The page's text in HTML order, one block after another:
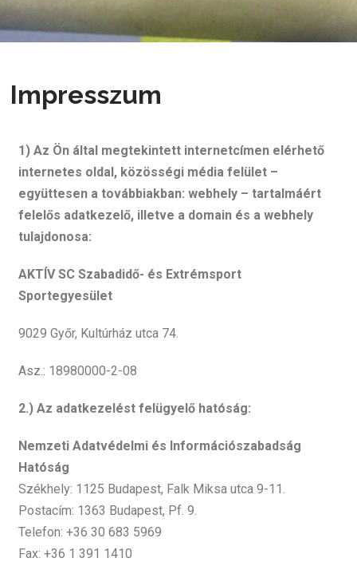
Impresszum
1) Az Ön által megtekintett internetcímen elérhető
internetes oldal, közösségi média felület –
együttesen a továbbiakban: webhely – tartalmáért
felelős adatkezelő, illetve a domain és a webhely
tulajdonosa:
AKTÍV SC Szabadidő- és Extrémsport
Sportegyesület
9029 Győr, Kultúrház utca 74.
Asz.: 18980000-2-08
2.) Az adatkezelést felügyelő hatóság:
Nemzeti Adatvédelmi és Információszabadság
Hatóság
Székhely: 1125 Budapest, Falk Miksa utca 9-11.
Postacím: 1363 Budapest, Pf. 9.
Telefon: +36 30 683 5969
Fax: +36 1 391 1410